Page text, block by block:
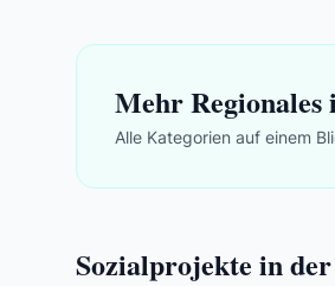
Mehr Regionales
Alle Kategorien auf einem
Sozialprojekte in